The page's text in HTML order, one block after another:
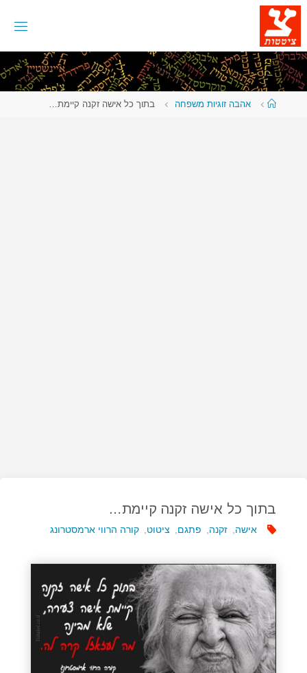
דלגו
לתוכן
עמודאהבה זוגיות משפחה בתוך כל אישה זקנה קיימת…
בתוך כל אישה זקנה קיימת…
אישה זקנה פתגם ציטוט קורה הרווי ארמסטרונג